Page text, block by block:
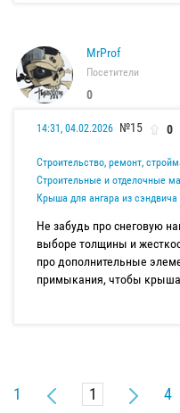
MrProf
Посетители
0
14:31, 04.02.2026 №15 0
Строительство, ремонт,
Строительные и отделочные
Крыша для ангара из сэндвича
Не забудь про снеговую
выборе толщины и
про дополнительные
примыкания, чтобы крыша
1 4